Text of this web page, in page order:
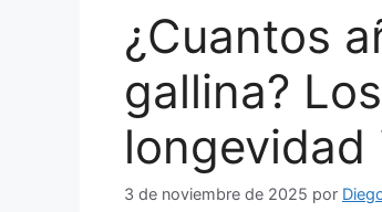
¿Cuantos
gallina?
longevidad
3 de noviembre de 2025 por